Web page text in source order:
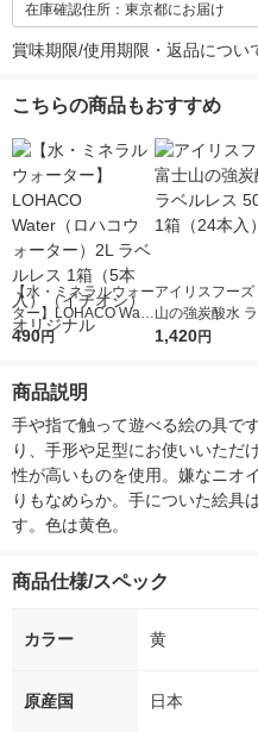
在庫確認住所：東京都にお届け
賞味期限/使用期限・返品につい
こちらの商品もおすすめ
【水・ミネラルウォー
ター】LOHACO Wate
r（ロハコウォータ
シ） オリジナル
490円
アイリスフーズ
山の強炭酸水
レス 500ml 1箱
1,420円
商品説明
手や指で触って遊べる絵の具で
り、手形や足型にお使いいただ
性が高いものを使用。嫌なニオ
りもなめらか。手についた絵具
す。色は黄色。
商品仕様/スペック
カラー 黄
原産国 日本